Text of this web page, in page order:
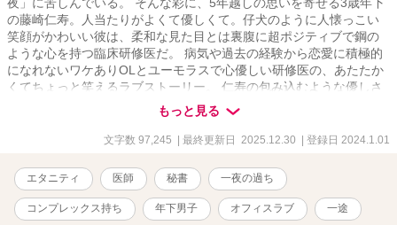
夜」に苦しんでいる。 そんな彩に、5年越しの思いを寄せる3歳年下
の藤崎仁寿。人当たりがよくて優しくて。仔犬のように人懐っこい
笑顔がかわいい彼は、柔和な見た目とは裏腹に超ポジティブで鋼の
ような心を持つ臨床研修医だ。 病気や過去の経験から恋愛に積極的
になれないワケありOLとユーモラスで心優しい研修医の、あたたか
くてちょっと笑えるラブストーリー。 仁寿の包み込むような優しさ
が、傷ついた彩の心を癒していく――。 シリアスがシリアスになら
ないのは、多分、朗らかで元気な藤崎先生のおかげ♡
***************************** ※他サイトでも同タイトルで公開していま
もっと見る
文字数 97,245 | 最終更新日 2025.12.30 | 登録日 2024.1.01
エタニティ 医師 秘書 一夜の過ち
コンプレックス持ち 年下男子 オフィスラブ 一途